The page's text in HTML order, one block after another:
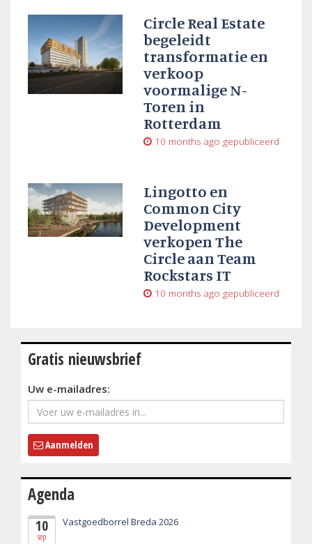
Circle Real Estate
begeleidt
transformatie en
verkoop
voormalige N-
Toren in
Rotterdam
10 months ago gepubliceerd
Lingotto en
Common City
Development
verkopen The
Circle aan Team
Rockstars IT
10 months ago gepubliceerd
Gratis nieuwsbrief
Uw e-mailadres:
Aanmelden
Agenda
10
sep
Vastgoedborrel Breda 2026